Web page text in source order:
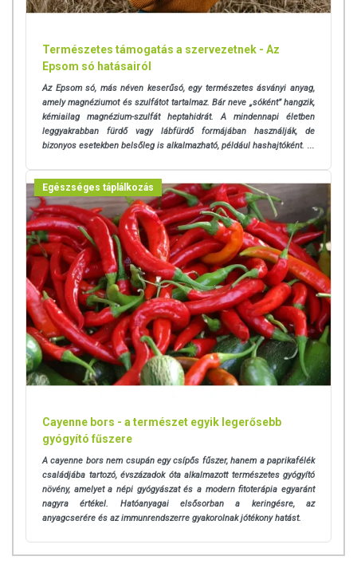
Természetes támogatás a szervezetnek - Az
Epsom só hatásairól
Az Epsom só, más néven keserűsó, egy természetes ásványi anyag,
amely magnéziumot és szulfátot tartalmaz. Bár neve „sóként” hangzik,
kémiailag magnézium-szulfát heptahidrát. A mindennapi életben
leggyakrabban fürdő vagy lábfürdő formájában használják, de
bizonyos esetekben belsőleg is alkalmazható, például hashajtóként.
Egészséges táplálkozás
Cayenne bors - a természet egyik legerősebb
gyógyító fűszere
A cayenne bors nem csupán egy csípős fűszer, hanem a paprikafélék
családjába tartozó, évszázadok óta alkalmazott természetes gyógyító
növény, amelyet a népi gyógyászat és a modern fitoterápia egyaránt
nagyra értékel. Hatóanyagai elsősorban a keringésre, az
anyagcserére és az immunrendszerre gyakorolnak jótékony hatást.